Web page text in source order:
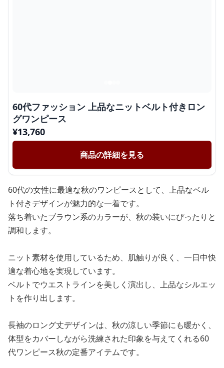
60代ファッション 上品なニットベルト付きロン
グワンピース
¥13,760
商品の詳細を見る
60代の女性に最適な秋のワンピースとして、上品なベル
ト付きデザインが魅力的な一着です。
落ち着いたブラウン系のカラーが、秋の装いにぴったりと
調和します。
ニット素材を使用しているため、肌触りが良く、一日中快
適な着心地を実現しています。
ベルトでウエストラインを美しく演出し、上品なシルエッ
トを作り出します。
長袖のロング丈デザインは、秋の涼しい季節にも暖かく、
体型をカバーしながら洗練された印象を与えてくれる60
代ワンピース秋の定番アイテムです。